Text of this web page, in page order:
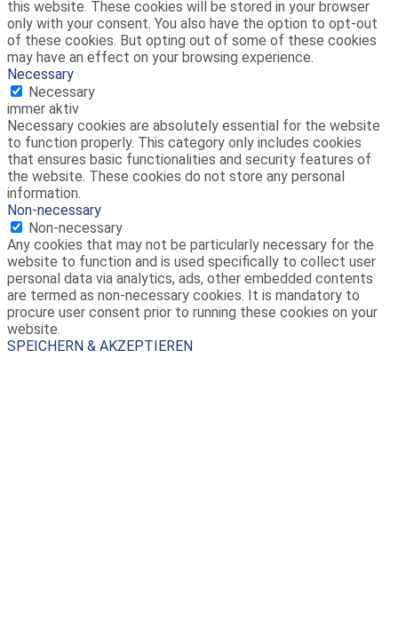
this website. These cookies will be stored in your browser
only with your consent. You also have the option to opt-out
of these cookies. But opting out of some of these cookies
may have an effect on your browsing experience.
Necessary
Necessary
immer aktiv
Necessary cookies are absolutely essential for the website
to function properly. This category only includes cookies
that ensures basic functionalities and security features of
the website. These cookies do not store any personal
information.
Non-necessary
Non-necessary
Any cookies that may not be particularly necessary for the
website to function and is used specifically to collect user
personal data via analytics, ads, other embedded contents
are termed as non-necessary cookies. It is mandatory to
procure user consent prior to running these cookies on your
website.
SPEICHERN & AKZEPTIEREN